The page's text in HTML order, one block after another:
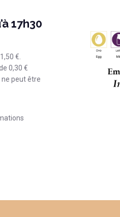
17h30
€.
0,30 €
peut être